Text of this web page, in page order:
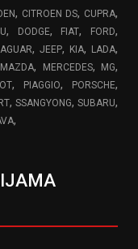
, CITROEN DS, CUPRA,
, DODGE, FIAT, FORD,
, JEEP, KIA, LADA,
MAZDA, MERCEDES, MG,
, PIAGGIO, PORSCHE,
, SSANGYONG,SUBARU,
,